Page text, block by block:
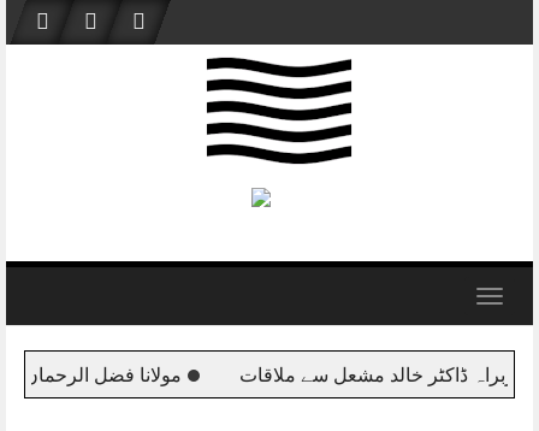
content
Toggle
مولانا فضل الرحمان وفد کے ہمراہ قطر پہنچ گئے اس